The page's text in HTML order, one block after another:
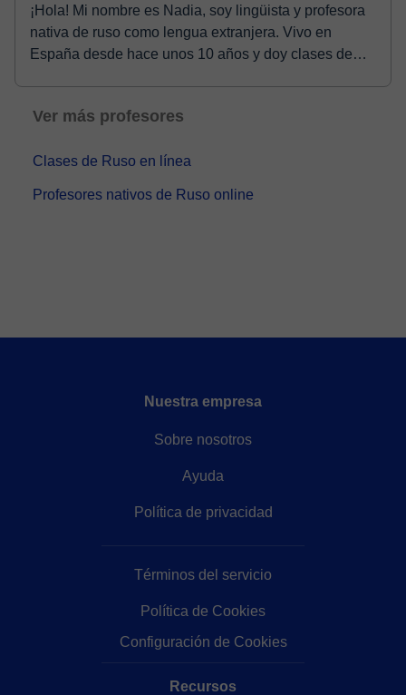
¡Hola! Mi nombre es Nadia, soy lingüista y profesora
nativa de ruso como lengua extranjera. Vivo en
España desde hace unos 10 años y doy clases de
Ver más profesores
Clases de Ruso en línea
Profesores nativos de Ruso online
Nuestra empresa
Sobre nosotros
Ayuda
Política de privacidad
Términos del servicio
Política de Cookies
Configuración de Cookies
Recursos